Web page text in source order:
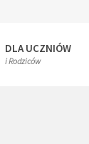
DLA UCZNIÓW
i Rodziców